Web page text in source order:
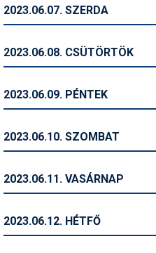
Magazinok
Pályázatok
Síbérletárak
2023.06.07. SZERDA
2023.06.08. CSÜTÖRTÖK
2023.06.09. PÉNTEK
2023.06.10. SZOMBAT
2023.06.11. VASÁRNAP
2023.06.12. HÉTFŐ